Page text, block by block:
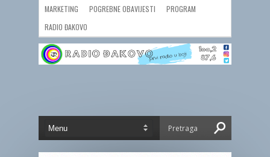
MARKETING POGREBNE OBAVIJESTI
PROGRAM
RADIO ĐAKOVO